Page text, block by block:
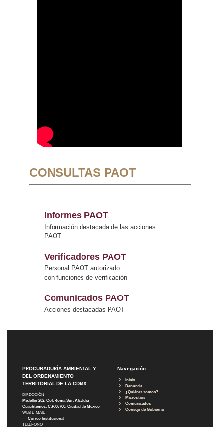
CONSULTAS PAOT
Informes PAOT
Información destacada de las acciones
PAOT
Verificadores PAOT
Personal PAOT autorizado
con funciones de verificación
Comunicados PAOT
Acciones destacadas PAOT
PROCURADURÍA AMBIENTAL Y
DEL ORDENAMIENTO
TERRITORIAL DE LA CDMX
DIRECCIÓN
Medellín 202, Col. Roma Sur, Alcaldía
Cuauhtémoc, C.P. 06700, Ciudad de México
WEB E-MAIL
Correo Institucional
TELÉFONO
Navegación
Inicio
Denuncia
¿Quiénes somos?
Micrositios
Comunicados
Consejo de Gobierno